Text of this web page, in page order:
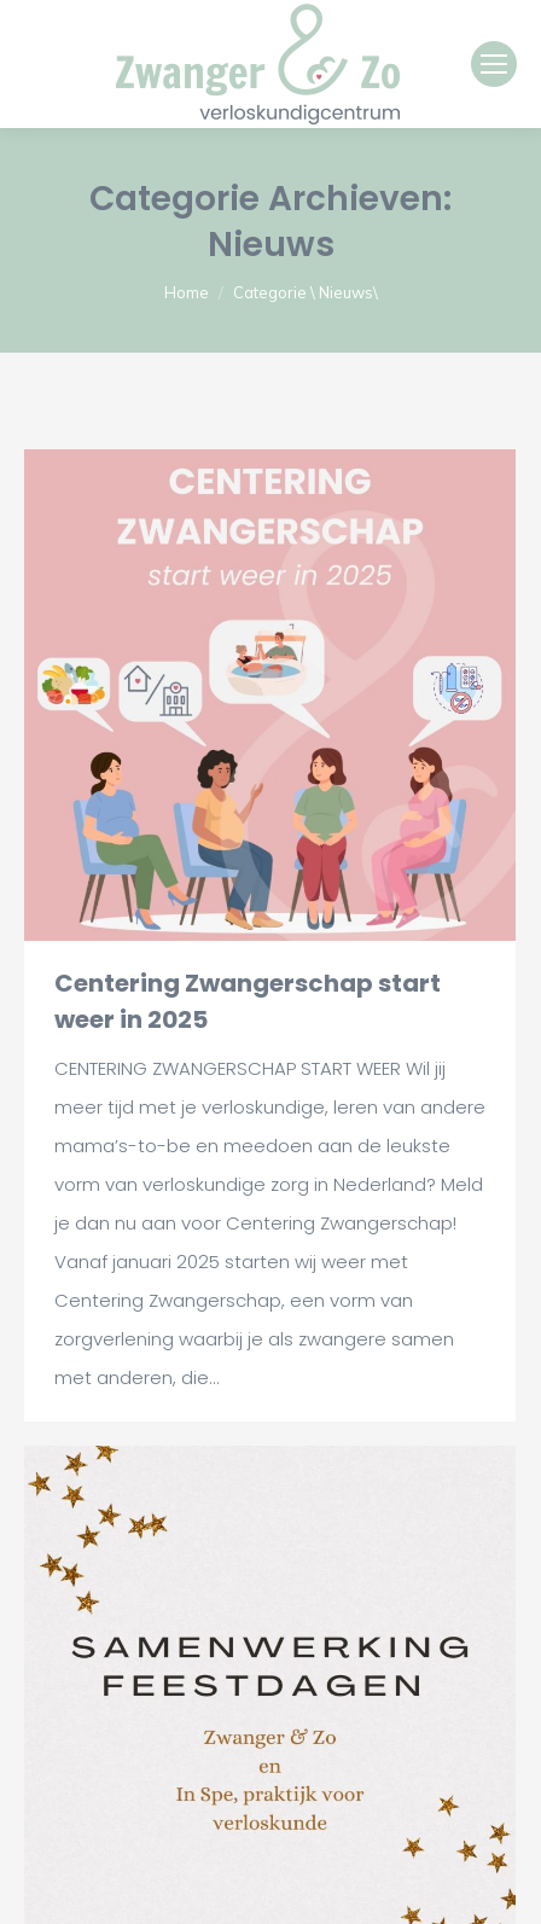
Categorie Archieven:
Nieuws
Je bent hier:
Home Categorie \ Nieuws\
Centering Zwangerschap start
weer in 2025
CENTERING ZWANGERSCHAP START WEER Wil jij
meer tijd met je verloskundige, leren van andere
mama’s-to-be en meedoen aan de leukste
vorm van verloskundige zorg in Nederland? Meld
je dan nu aan voor Centering Zwangerschap!
Vanaf januari 2025 starten wij weer met
Centering Zwangerschap, een vorm van
zorgverlening waarbij je als zwangere samen
met anderen, die…